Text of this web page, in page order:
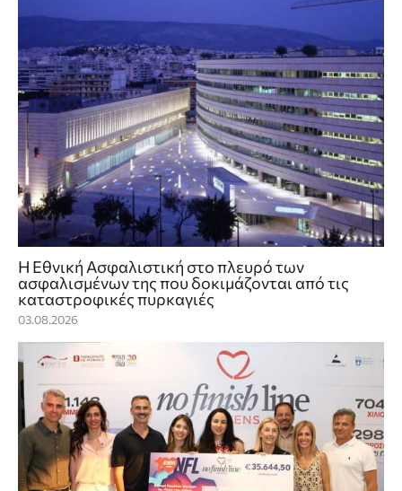
Η Εθνική Ασφαλιστική στο πλευρό των
ασφαλισμένων της που δοκιμάζονται από τις
καταστροφικές πυρκαγιές
03.08.2026